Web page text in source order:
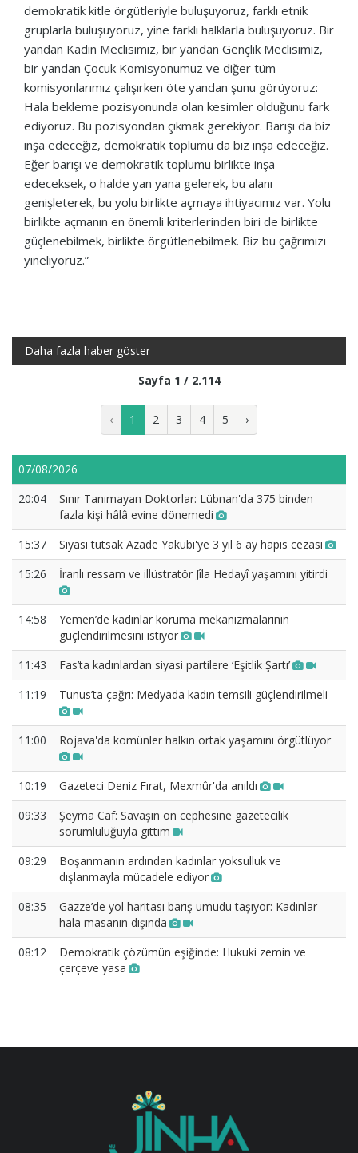
demokratik kitle örgütleriyle buluşuyoruz, farklı etnik
gruplarla buluşuyoruz, yine farklı halklarla buluşuyoruz. Bir
yandan Kadın Meclisimiz, bir yandan Gençlik Meclisimiz,
bir yandan Çocuk Komisyonumuz ve diğer tüm
komisyonlarımız çalışırken öte yandan şunu görüyoruz:
Hala bekleme pozisyonunda olan kesimler olduğunu fark
ediyoruz. Bu pozisyondan çıkmak gerekiyor. Barışı da biz
inşa edeceğiz, demokratik toplumu da biz inşa edeceğiz.
Eğer barışı ve demokratik toplumu birlikte inşa
edeceksek, o halde yan yana gelerek, bu alanı
genişleterek, bu yolu birlikte açmaya ihtiyacımız var. Yolu
birlikte açmanın en önemli kriterlerinden biri de birlikte
güçlenebilmek, birlikte örgütlenebilmek. Biz bu çağrımızı
yineliyoruz.”
Daha fazla haber göster
Sayfa 1 / 2.114
‹ 1 2 3 4 5 ›
07/08/2026
20:04
Sınır Tanımayan Doktorlar: Lübnan'da 375 binden
fazla kişi hâlâ evine dönemedi
15:37
Siyasi tutsak Azade Yakubi'ye 3 yıl 6 ay hapis cezası
15:26
İranlı ressam ve illüstratör Jîla Hedayî yaşamını yitirdi
14:58
Yemen’de kadınlar koruma mekanizmalarının
güçlendirilmesini istiyor
11:43
Fas’ta kadınlardan siyasi partilere ‘Eşitlik Şartı’
11:19
Tunus’ta çağrı: Medyada kadın temsili güçlendirilmeli
11:00 Rojava'da komünler halkın ortak yaşamını örgütlüyor
10:19
Gazeteci Deniz Fırat, Mexmûr'da anıldı
09:33
Şeyma Caf: Savaşın ön cephesine gazetecilik
sorumluluğuyla gittim
09:29
Boşanmanın ardından kadınlar yoksulluk ve
dışlanmayla mücadele ediyor
08:35
Gazze’de yol haritası barış umudu taşıyor: Kadınlar
hala masanın dışında
08:12
Demokratik çözümün eşiğinde: Hukuki zemin ve
çerçeve yasa